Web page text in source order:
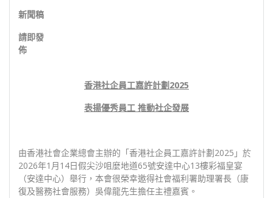
新聞稿
請即發
佈
香港社企員工嘉許計劃 2025
表揚優秀員工 推動社企發展
由香港社會企業總會主辦的「香港社企員工嘉許計劃2025」於
2026年1月14日假尖沙咀麼地道65號安達中心13樓彩福皇宴
（安達中心）舉行，本會很榮幸邀得社會福利署助理署長（康
復及醫務社會服務）吳偉龍先生擔任主禮嘉賓。